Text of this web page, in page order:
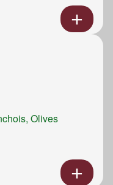
Olives